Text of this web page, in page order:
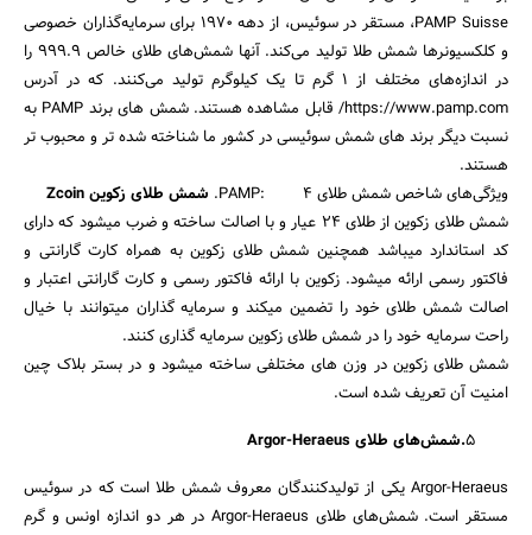
PAMP Suisse، مستقر در سوئیس، از دهه 1970 برای سرمایه‌گذاران خصوصی
و کلکسیونرها شمش طلا تولید می‌کند. آنها شمش‌های طلای خالص 999.9 را
در اندازه‌های مختلف از 1 گرم تا یک کیلوگرم تولید می‌کنند. که در آدرس
https://www.pamp.com/ قابل مشاهده هستند. شمش های برند PAMP به
نسبت دیگر برند های شمش سوئیسی در کشور ما شناخته شده تر و محبوب تر
هستند.
ویژگی‌های شاخص شمش طلای PAMP: 4.
شمش طلای زکوین Zcoin
شمش طلای زکوین از طلای 24 عیار و با اصالت ساخته و ضرب میشود که دارای
کد استاندارد میباشد همچنین شمش طلای زکوین به همراه کارت گارانتی و
فاکتور رسمی ارائه میشود. زکوین با ارائه فاکتور رسمی و کارت گارانتی اعتبار و
اصالت شمش طلای خود را تضمین میکند و سرمایه گذاران میتوانند با خیال
راحت سرمایه خود را در شمش طلای زکوین سرمایه گذاری کنند.
شمش طلای زکوین در وزن های مختلفی ساخته میشود و در بستر بلاک چین
امنیت آن تعریف شده است.
.شمش‌های طلای Argor-Heraeus
Argor-Heraeus یکی از تولیدکنندگان معروف شمش طلا است که در سوئیس
مستقر است. شمش‌های طلای Argor-Heraeus در هر دو اندازه اونس و گرم